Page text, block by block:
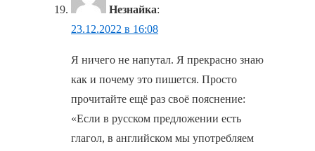
Незнайка:
23.12.2022 в 16:08
Я ничего не напутал. Я прекрасно знаю
как и почему это пишется. Просто
прочитайте ещё раз своё пояснение:
«Если в русском предложении есть
глагол, в английском мы употребляем